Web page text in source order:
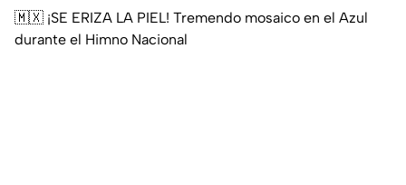
🇲🇽 ¡SE ERIZA LA PIEL! Tremendo mosaico en el Azul
durante el Himno Nacional